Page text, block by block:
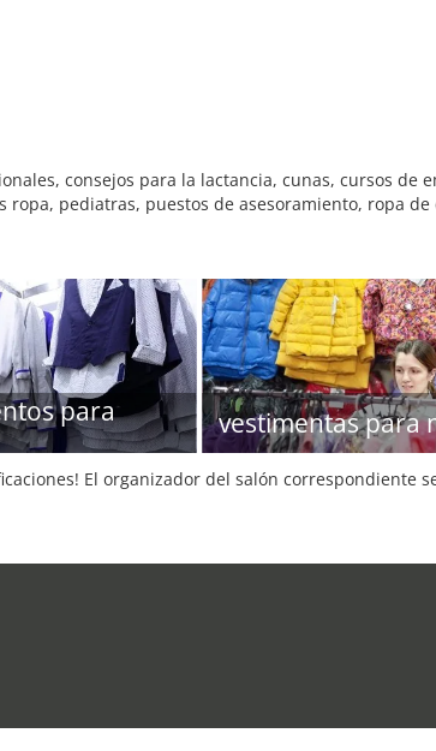
consejos para la lactancia, cunas, cursos
pediatras, puestos de asesoramiento, ropa
para vestimentas para
El organizador del salón correspondiente